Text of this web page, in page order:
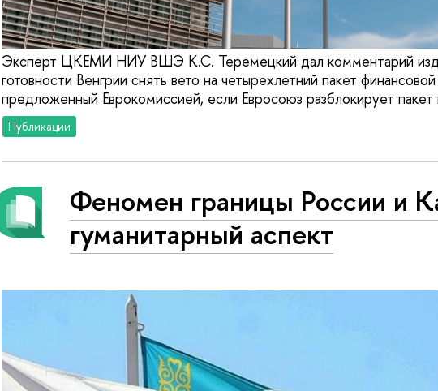
Эксперт ЦКЕМИ НИУ ВШЭ К.С. Теремецкий дал комментарий
готовности Венгрии снять вето на четырехлетний пакет
предложенный Еврокомиссией, если Евросоюз разблокирует
Публикации
Феномен границы России и
гуманитарный аспект